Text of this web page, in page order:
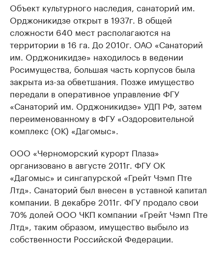
Объект культурного наследия, санаторий им.
Орджоникидзе открыт в 1937г. В общей
сложности 640 мест располагаются на
территории в 16 га. До 2010г. ОАО «Санаторий
им. Орджоникидзе» находилось в ведении
Росимущества, большая часть корпусов была
закрыта из-за обветшания. Позже имущество
передали в оперативное управление ФГУ
«Санаторий им. Орджоникидзе» УДП РФ, затем
переименованному в ФГУ «Оздоровительной
комплекс (ОК) «Дагомыс».
ООО «Черноморский курорт Плаза»
организовано в августе 2011г. ФГУ ОК
«Дагомыс» и сингапурской «Грейт Чэмп Пте
Лтд». Санаторий был внесен в уставной капитал
компании. В декабре 2011г. ФГУ продало свои
70% долей ООО ЧКП компании «Грейт Чэмп Пте
Лтд», таким образом, имущество выбыло из
собственности Российской Федерации.